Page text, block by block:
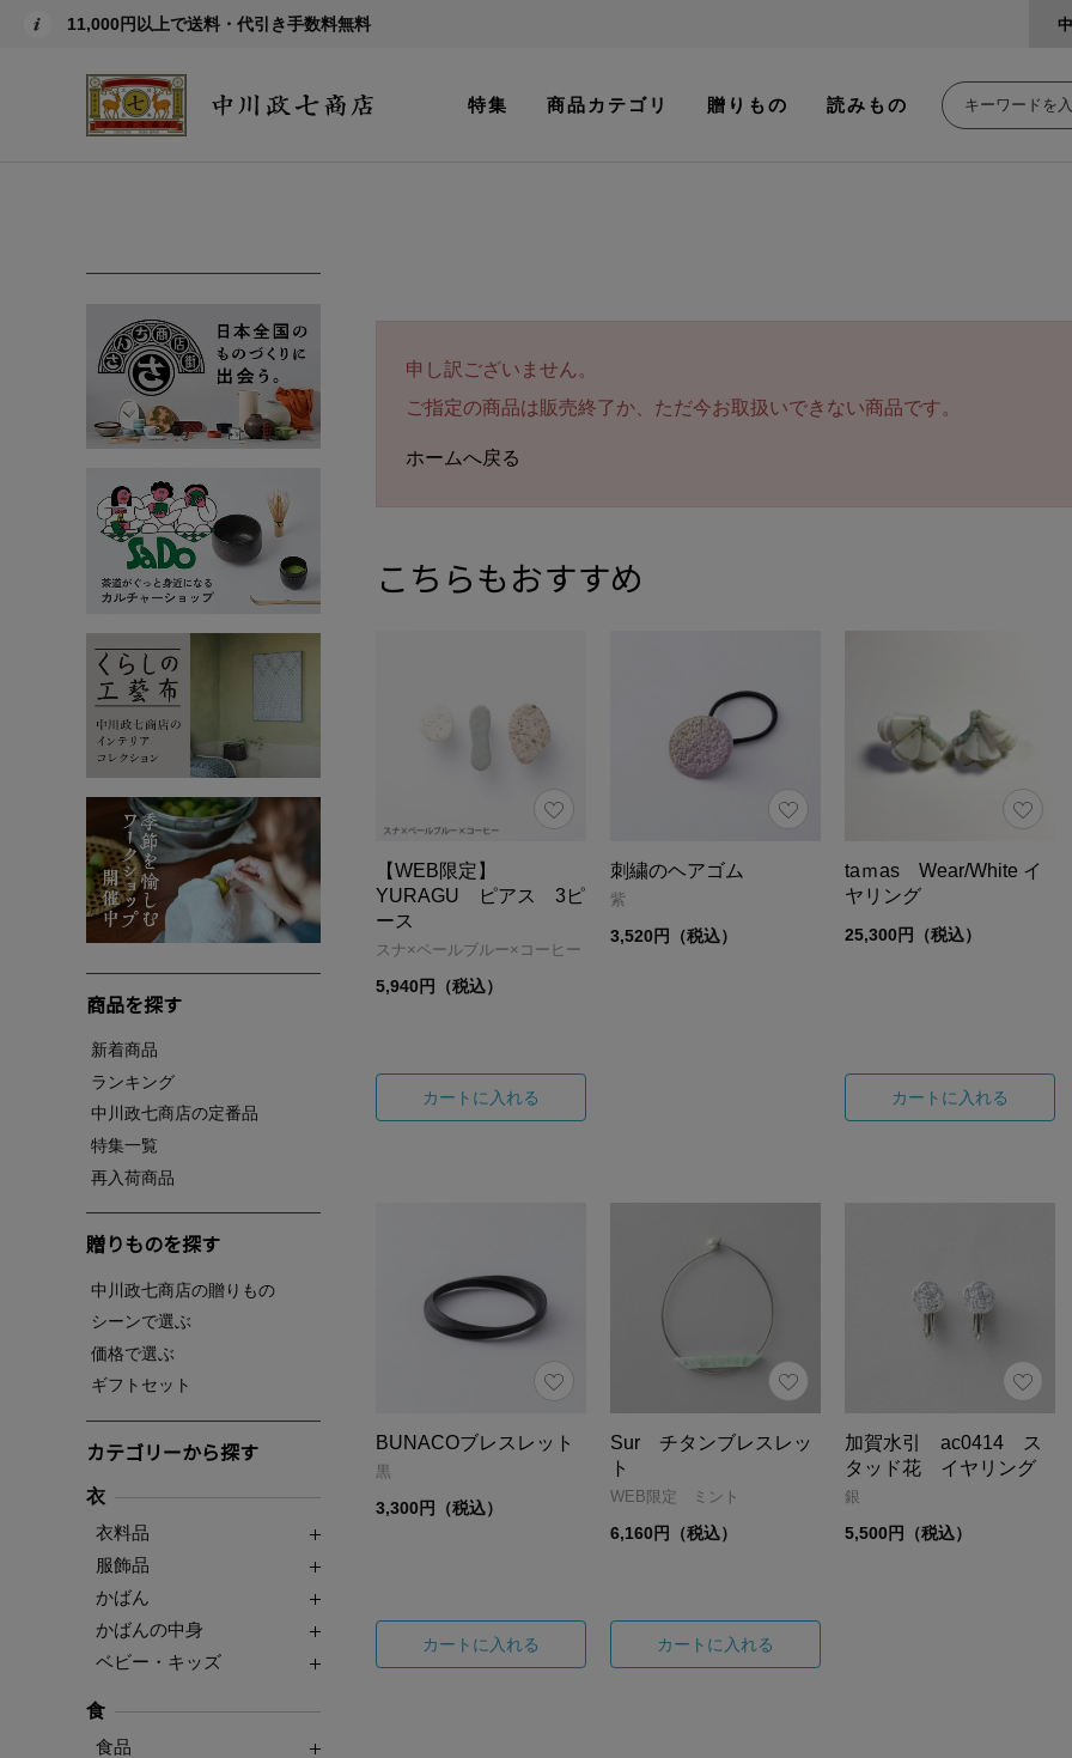
11,000円以上で送料・代引き手数料無料
特集 商品カテゴリ 贈りもの 読みもの
商品を探す
新着商品
ランキング
中川政七商店の定番品
特集一覧
再入荷商品
贈りものを探す
中川政七商店の贈りもの
シーンで選ぶ
価格で選ぶ
ギフトセット
カテゴリーから探す
衣
衣料品
服飾品
かばん
かばんの中身
ベビー・キッズ
食
食品
申し訳ございません。
ご指定の商品は販売終了か、ただ今お取扱いできない商品です。
ホームへ戻る
こちらもおすすめ
【WEB限定】
YURAGU ピアス 3ピ
ース
スナ×ペールブルー×コーヒー
5,940円（税込）
カートに入れる
刺繍のヘアゴム
紫
3,520円（税込）
taｍas Wear/White イ
ヤリング
25,300円（税込）
カートに入れる
BUNACOブレスレット
黒
3,300円（税込）
カートに入れる
Sur チタンブレスレッ
ト
WEB限定 ミント
6,160円（税込）
カートに入れる
加賀水引 ac0414 ス
タッド花 イヤリング
銀
5,500円（税込）